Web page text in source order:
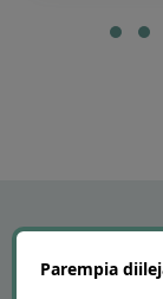
Parempia